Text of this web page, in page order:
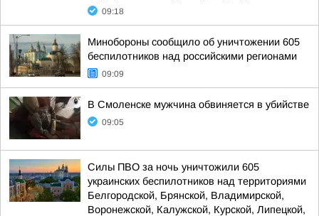
09:18
Минобороны сообщило об уничтожении 605
беспилотников над российскими регионами
09:09
В Смоленске мужчина обвиняется в убийстве
09:05
Силы ПВО за ночь уничтожили 605
украинских беспилотников над территориями
Белгородской, Брянской, Владимирской,
Воронежской, Калужской, Курской, Липецкой,